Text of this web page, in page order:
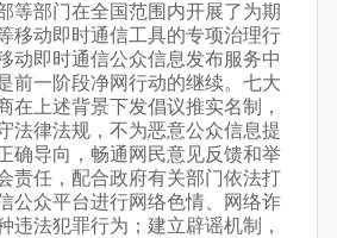
等部门在全国范围内开展了为期
移动即时通信工具的专项治理行
动即时通信公众信息发布服务中
前一阶段净网行动的继续。七大
在上述背景下发倡议推实名制，
法律法规，不为恶意公众信息提
确导向，畅通网民意见反馈和举
责任，配合政府有关部门依法打
公众平台进行网络色情、网络诈
违法犯罪行为；建立辟谣机制，